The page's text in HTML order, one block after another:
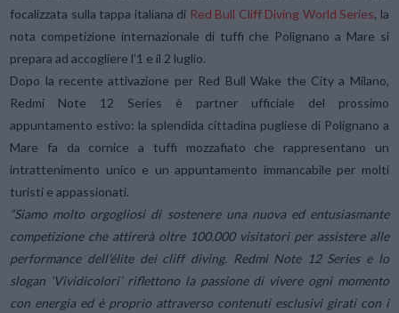
focalizzata sulla tappa italiana di Red Bull Cliff Diving World Series, la
nota competizione internazionale di tuffi che Polignano a Mare si
prepara ad accogliere l’1 e il 2 luglio.
Dopo la recente attivazione per Red Bull Wake the City a Milano,
Redmi Note 12 Series è partner ufficiale del prossimo
appuntamento estivo: la splendida cittadina pugliese di Polignano a
Mare fa da cornice a tuffi mozzafiato che rappresentano un
intrattenimento unico e un appuntamento immancabile per molti
turisti e appassionati.
“Siamo molto orgogliosi di sostenere una nuova ed entusiasmante
competizione che attirerà oltre 100.000 visitatori per assistere alle
performance dell’élite dei cliff diving. Redmi Note 12 Series e lo
slogan ‘Vividicolori’ riflettono la passione di vivere ogni momento
con energia ed è proprio attraverso contenuti esclusivi girati con i